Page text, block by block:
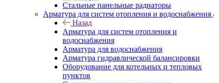
Стальные панельные радиаторы
Арматура для систем отопления и водоснабжения
Назад
Арматура для систем отопления и
водоснабжения
Арматура для водоснабжения
Арматура гидравлической балансировки
Оборудование для котельных и тепловых
пунктов